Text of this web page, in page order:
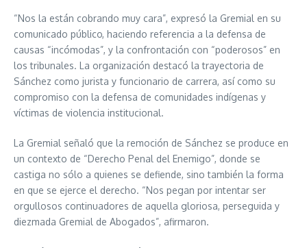
“Nos la están cobrando muy cara”, expresó la Gremial en su
comunicado público, haciendo referencia a la defensa de
causas “incómodas”, y la confrontación con “poderosos” en
los tribunales. La organización destacó la trayectoria de
Sánchez como jurista y funcionario de carrera, así como su
compromiso con la defensa de comunidades indígenas y
víctimas de violencia institucional.
La Gremial señaló que la remoción de Sánchez se produce en
un contexto de “Derecho Penal del Enemigo”, donde se
castiga no sólo a quienes se defiende, sino también la forma
en que se ejerce el derecho. “Nos pegan por intentar ser
orgullosos continuadores de aquella gloriosa, perseguida y
diezmada Gremial de Abogados”, afirmaron.